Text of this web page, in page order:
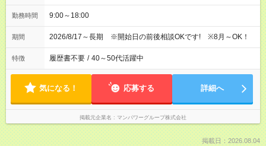
勤務時間 9:00～18:00
期間 2026/8/17～長期 ※開始日の前後相談OKです! ※8月～OK！
特徴 履歴書不要 / 40～50代活躍中
気になる！ 応募する 詳細へ
掲載元企業名 マンパワーグループ株式会社
掲載日：2026.08.04